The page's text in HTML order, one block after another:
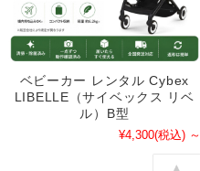
ベビーカー レンタル Cybex
LIBELLE（サイベックス リベ
ル）B型
¥4,300(税込) ～